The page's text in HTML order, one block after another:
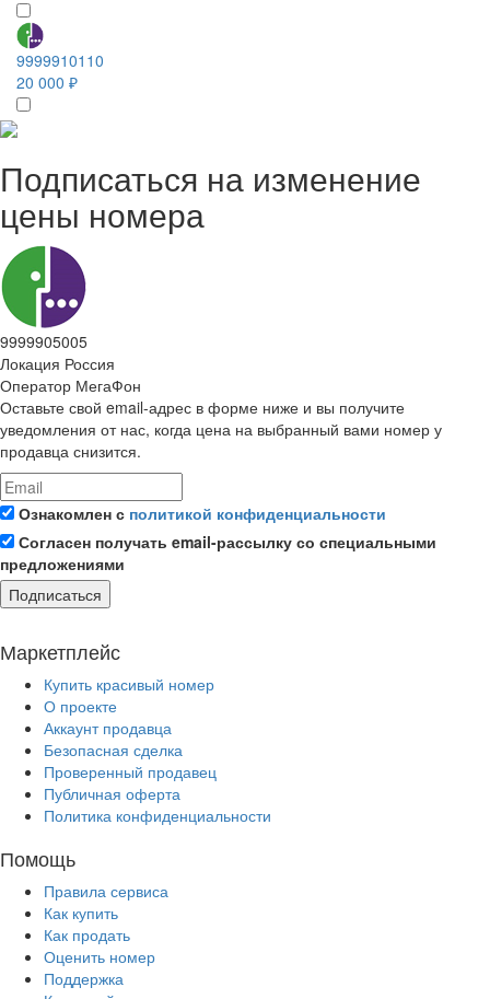
9999910110
20 000 ₽
Подписаться на изменение
цены номера
9999905005
Локация Россия
Оператор МегаФон
Оставьте свой email-адрес в форме ниже и вы получите
уведомления от нас, когда цена на выбранный вами номер у
продавца снизится.
Ознакомлен с политикой конфиденциальности
Согласен получать email-рассылку со специальными
предложениями
Подписаться
Маркетплейс
Купить красивый номер
О проекте
Аккаунт продавца
Безопасная сделка
Проверенный продавец
Публичная оферта
Политика конфиденциальности
Помощь
Правила сервиса
Как купить
Как продать
Оценить номер
Поддержка